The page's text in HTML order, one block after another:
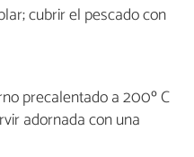
cubrir el pescado con
precalentado a 200º C
adornada con una